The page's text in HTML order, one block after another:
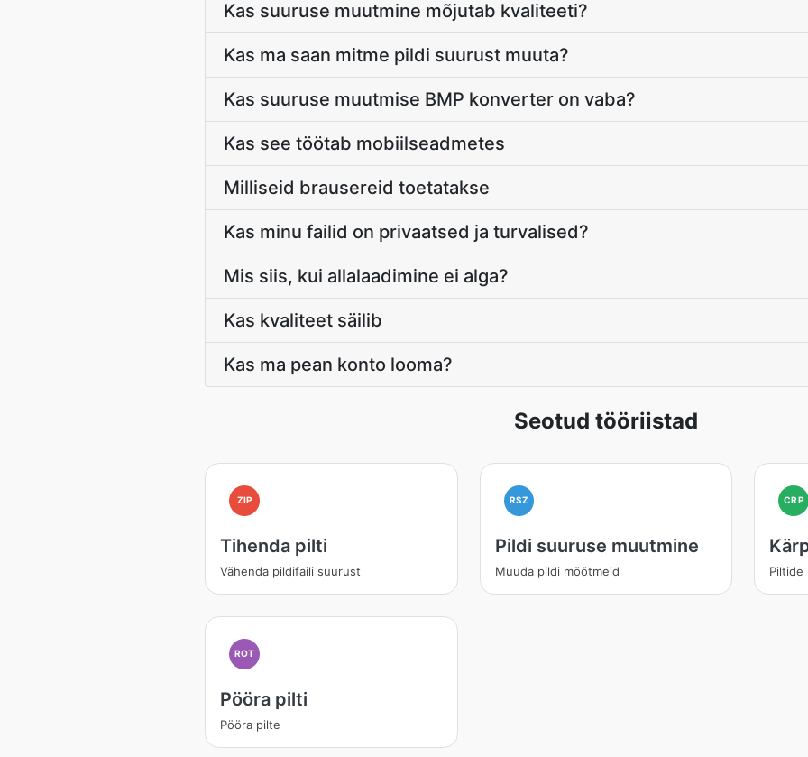
Kas suuruse muutmine mõjutab kvaliteeti?
Kas ma saan mitme pildi suurust muuta?
Kas suuruse muutmise BMP konverter on vaba?
Kas see töötab mobiilseadmetes
Milliseid brausereid toetatakse
Kas minu failid on privaatsed ja turvalised?
Mis siis, kui allalaadimine ei alga?
Kas kvaliteet säilib
Kas ma pean konto looma?
Seotud tööriistad
ZIP
Tihenda pilti
Vähenda pildifaili suurust
RSZ
Pildi suuruse muutmine
Muuda pildi mõõtmeid
CRP
Piltide
ROT
Pööra pilti
Pööra pilte